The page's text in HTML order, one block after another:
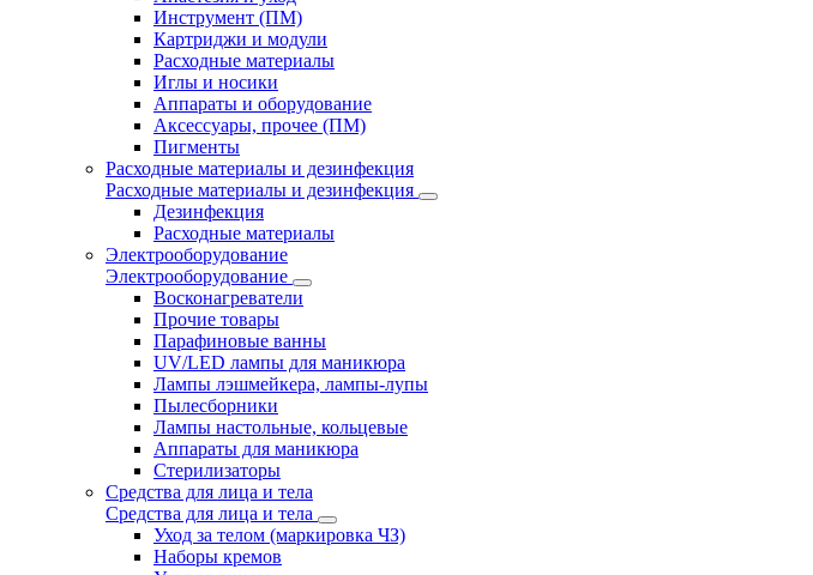
Инструмент (ПМ)
Картриджи и модули
Расходные материалы
Иглы и носики
Аппараты и оборудование
Аксессуары, прочее (ПМ)
Пигменты
Расходные материалы и дезинфекция
Расходные материалы и дезинфекция
Дезинфекция
Расходные материалы
Электрооборудование
Электрооборудование
Восконагреватели
Прочие товары
Парафиновые ванны
UV/LED лампы для маникюра
Лампы лэшмейкера, лампы-лупы
Пылесборники
Лампы настольные, кольцевые
Аппараты для маникюра
Стерилизаторы
Средства для лица и тела
Средства для лица и тела
Уход за телом (маркировка ЧЗ)
Наборы кремов